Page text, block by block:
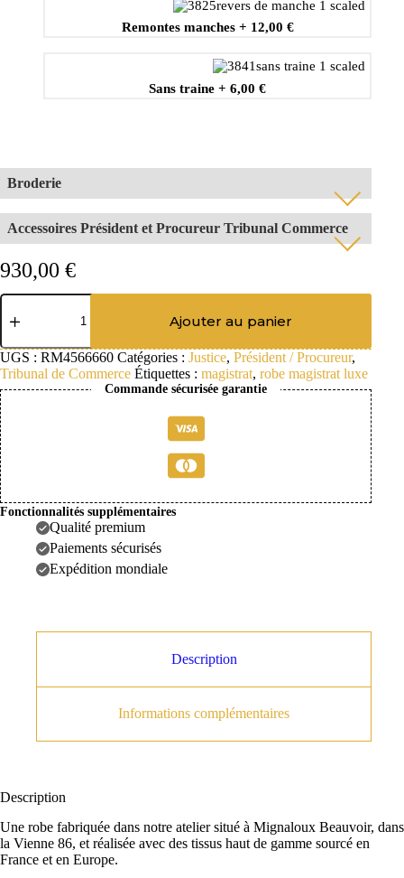
Remontes manches + 12,00 €
Sans traine + 6,00 €
Broderie
Typographie*
Block
Harlow
Accessoires Président et Procureur Tribunal Commerce
La Ceinture
Les Rabats N°1*
Sans Rabat
930,00 €
quantité
Robe
Président
et
Procureur
en
Tribunal
de
Commerce
-
La
Délicate
Ajouter au panier
UGS : RM4566660 Catégories : Justice, Président / Procureur,
Tribunal de Commerce Étiquettes : magistrat, robe magistrat luxe
Commande sécurisée garantie
Fonctionnalités supplémentaires
Qualité premium
Paiements sécurisés
Expédition mondiale
Description
Informations complémentaires
Description
Une robe fabriquée dans notre atelier situé à Mignaloux Beauvoir, dans
la Vienne 86, et réalisée avec des tissus haut de gamme sourcé en
France et en Europe.